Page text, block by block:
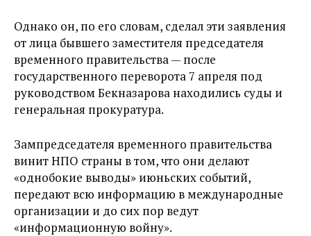
Однако он, по его словам, сделал эти заявления
от лица бывшего заместителя председателя
временного правительства — после
государственного переворота 7 апреля под
руководством Бекназарова находились суды и
генеральная прокуратура.
Зампредседателя временного правительства
винит НПО страны в том, что они делают
«однобокие выводы» июньских событий,
передают всю информацию в международные
организации и до сих пор ведут
«информационную войну».